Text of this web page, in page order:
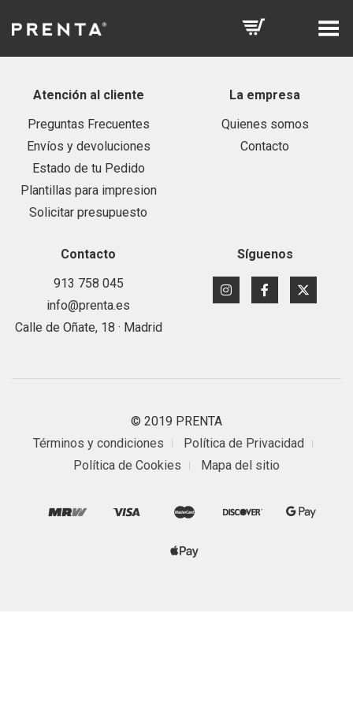
Toggle Menu
Atención al cliente
Preguntas Frecuentes
Envíos y devoluciones
Estado de tu Pedido
Plantillas para impresion
Solicitar presupuesto
La empresa
Quienes somos
Contacto
Contacto
913 758 045
info@prenta.es
Calle de Oñate, 18 · Madrid
Síguenos
© 2019 PRENTA
Términos y condiciones
Política de Privacidad
Política de Cookies
Mapa del sitio